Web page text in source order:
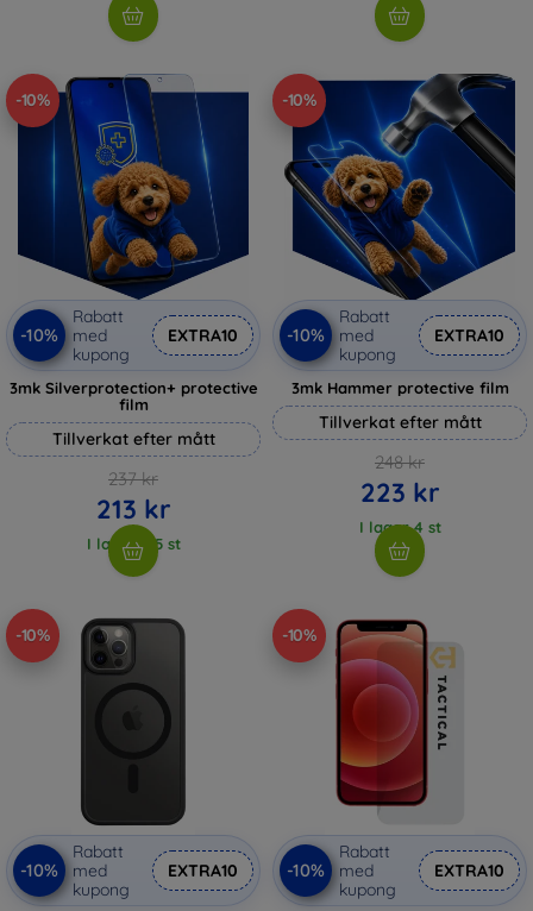
-10%
-10%
Rabatt
med
kupong
EXTRA10
3mk Silverprotection+ protective
film
Tillverkat efter mått
237 kr
213 kr
I lager > 5 st
-10%
-10%
Rabatt
med
kupong
EXTRA10
3mk Hammer protective film
Tillverkat efter mått
248 kr
223 kr
I lager 4 st
-10%
-10%
Rabatt
med
kupong
EXTRA10
-10%
-10%
Rabatt
med
kupong
EXTRA10